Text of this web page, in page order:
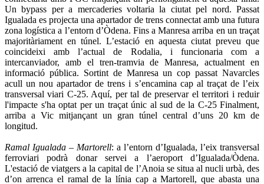
Un bypass per a mercaderies voltaria la ciutat pel nord. Passat
Igualada es projecta una apartador de trens connectat amb una futura
zona logística a l’entorn d’Òdena. Fins a Manresa arriba en un traçat
majoritàriament en túnel. L’estació en aquesta ciutat preveu que
coincideixi amb l’actual de Rodalia, i funcionaria com a
intercanviador, amb el tren-tramvia de Manresa, actualment en
informació pública. Sortint de Manresa un cop passat Navarcles
acull un nou apartador de trens i s’encamina cap al traçat de l’eix
transversal viari C-25. Aquí, per tal de preservar el territori i reduir
l'impacte s'ha optat per un traçat únic al sud de la C-25 Finalment,
arriba a Vic mitjançant un gran túnel central d’uns 20 km de
longitud.
Ramal Igualada – Martorell: a l’entorn d’Igualada, l’eix transversal
ferroviari podrà donar servei a l’aeroport d’Igualada/Òdena.
L'estació de viatgers a la capital de l’Anoia se situa al nucli urbà, des
d’on arrenca el ramal de la línia cap a Martorell, que abasta una